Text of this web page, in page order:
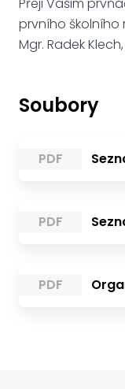
prvního školního
Mgr. Radek
Soubory
PDF
PDF
PDF